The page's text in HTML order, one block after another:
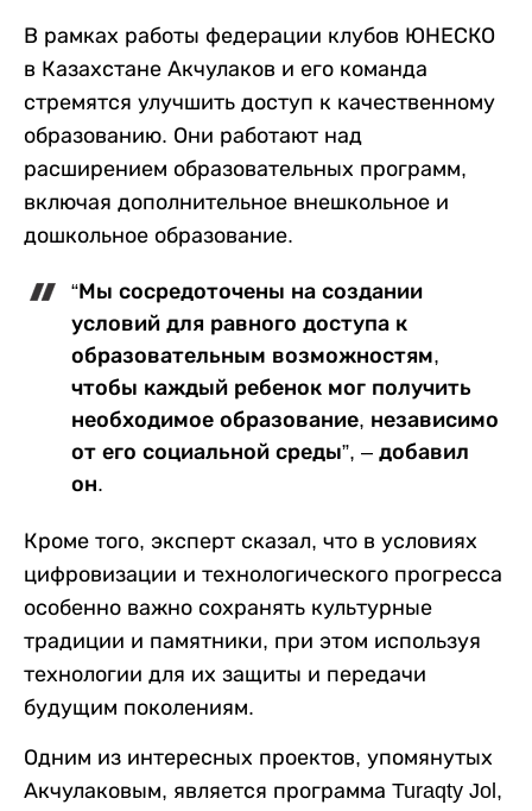
В рамках работы федерации клубов ЮНЕСКО
в Казахстане Акчулаков и его команда
стремятся улучшить доступ к качественному
образованию. Они работают над
расширением образовательных программ,
включая дополнительное внешкольное и
дошкольное образование.
“Мы сосредоточены на создании
условий для равного доступа к
образовательным возможностям,
чтобы каждый ребенок мог получить
необходимое образование, независимо
от его социальной среды”, – добавил
он.
Кроме того, эксперт сказал, что в условиях
цифровизации и технологического прогресса
особенно важно сохранять культурные
традиции и памятники, при этом используя
технологии для их защиты и передачи
будущим поколениям.
Одним из интересных проектов, упомянутых
Акчулаковым, является программа Turaqty Jol,